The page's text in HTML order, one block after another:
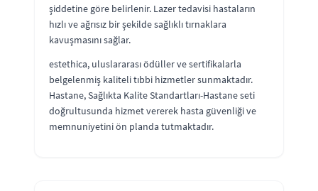
şiddetine göre belirlenir. Lazer tedavisi hastaların
hızlı ve ağrısız bir şekilde sağlıklı tırnaklara
kavuşmasını sağlar.
estethica, uluslararası ödüller ve sertifikalarla
belgelenmiş kaliteli tıbbi hizmetler sunmaktadır.
Hastane, Sağlıkta Kalite Standartları-Hastane seti
doğrultusunda hizmet vererek hasta güvenliği ve
memnuniyetini ön planda tutmaktadır.